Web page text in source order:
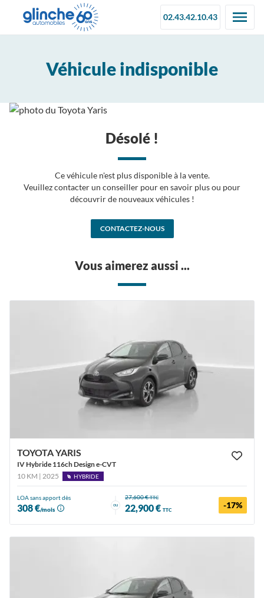
02.43.42.10.43
Véhicule indisponible
Désolé !
Ce véhicule n'est plus disponible à la vente.
Veuillez contacter un conseiller pour en savoir plus ou pour
découvrir de nouveaux véhicules !
CONTACTEZ-NOUS
Vous aimerez aussi ...
TOYOTA YARIS
IV Hybride 116ch Design e-CVT
10 KM | 2025
HYBRIDE
LOA sans apport dès
308 €/mois
ou
27,600 €TTC
22,900 € TTC -17%